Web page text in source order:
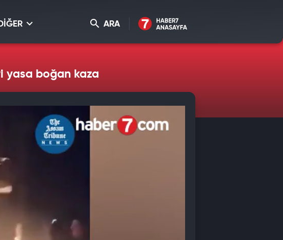
ARA
yasa boğan kaza